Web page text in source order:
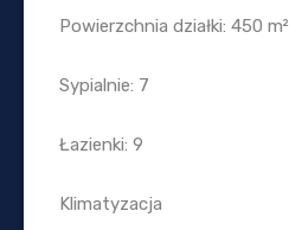
Powierzchnia działki: 450 m²
Sypialnie: 7
Łazienki: 9
Klimatyzacja